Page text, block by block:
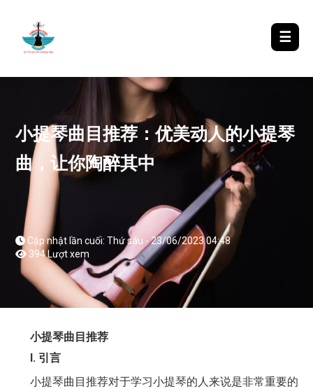
☰
小提琴曲目推荐：优美动人的小提琴
曲，让你陶醉其中
Cập nhật lần cuối: Thứ sáu - 23/06/2023 04:48
394 Lượt xem
小提琴曲目推荐
I. 引言
小提琴曲目推荐对于学习小提琴的人来说是非常重要的。